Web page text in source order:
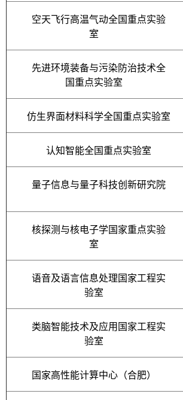
空天飞行高温气动全国重点实验
室
先进环境装备与污染防治技术全
国重点实验室
仿生界面材料科学全国重点实验室
认知智能全国重点实验室
量子信息与量子科技创新研究院
核探测与核电子学国家重点实验
室
语音及语言信息处理国家工程实
验室
类脑智能技术及应用国家工程实
验室
国家高性能计算中心（合肥）